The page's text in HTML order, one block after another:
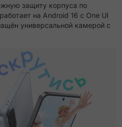
защиту корпуса по
на Android 16 с One UI
универсальной камерой с